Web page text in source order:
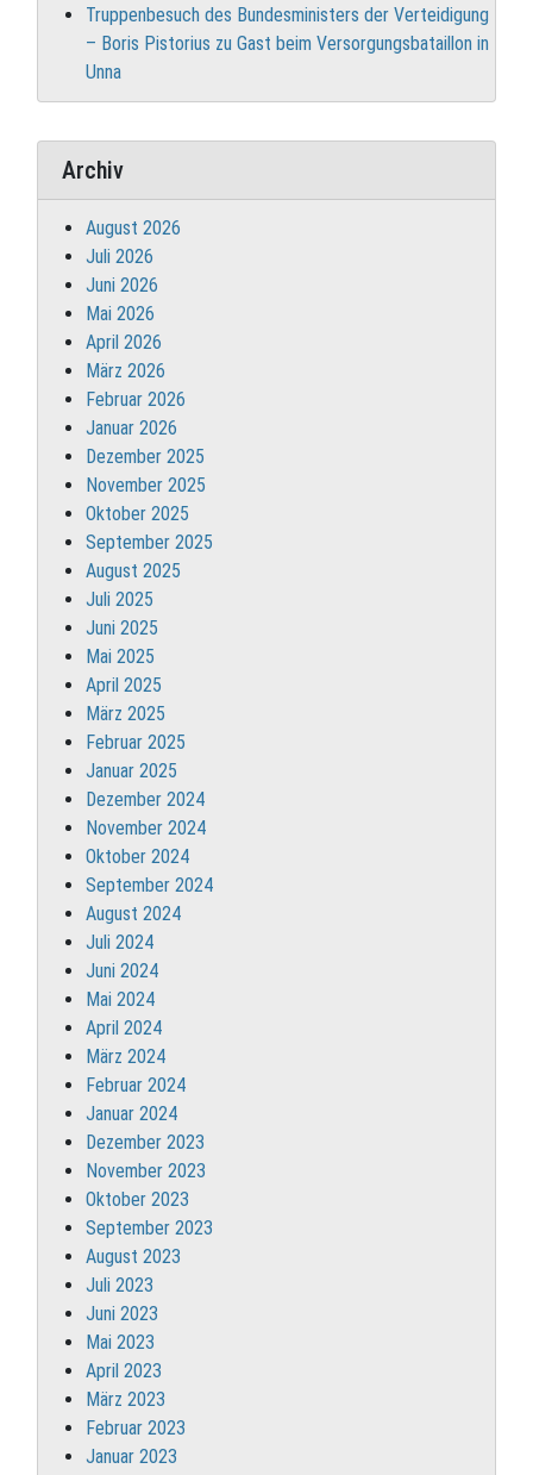
Truppenbesuch des Bundesministers der Verteidigung
– Boris Pistorius zu Gast beim Versorgungsbataillon in
Unna
Archiv
August 2026
Juli 2026
Juni 2026
Mai 2026
April 2026
März 2026
Februar 2026
Januar 2026
Dezember 2025
November 2025
Oktober 2025
September 2025
August 2025
Juli 2025
Juni 2025
Mai 2025
April 2025
März 2025
Februar 2025
Januar 2025
Dezember 2024
November 2024
Oktober 2024
September 2024
August 2024
Juli 2024
Juni 2024
Mai 2024
April 2024
März 2024
Februar 2024
Januar 2024
Dezember 2023
November 2023
Oktober 2023
September 2023
August 2023
Juli 2023
Juni 2023
Mai 2023
April 2023
März 2023
Februar 2023
Januar 2023